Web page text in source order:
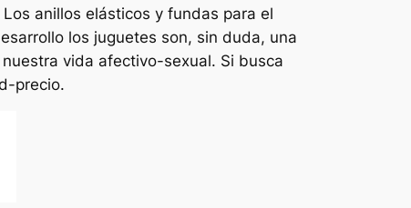
anillos elásticos y fundas para el
los juguetes son, sin duda, una
vida afectivo-sexual. Si busca
precio.